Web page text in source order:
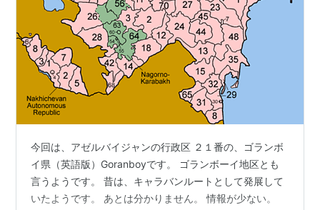
今回は、アゼルバイジャンの行政区 ２１番の、ゴランボ
イ県（英語版）Goranboyです。 ゴランボーイ地区とも
言うようです。 昔は、キャラバンルートとして発展して
いたようです。 あとは分かりません。 情報が少ない。